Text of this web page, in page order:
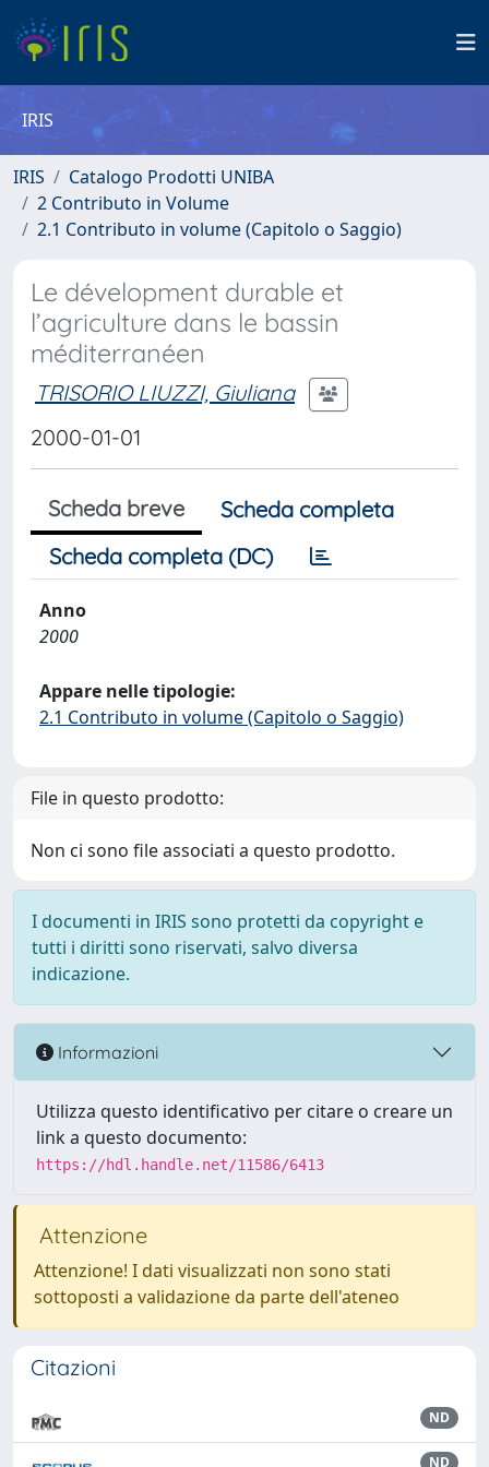
IRIS
IRIS
Catalogo Prodotti UNIBA
2 Contributo in Volume
2.1 Contributo in volume (Capitolo o Saggio)
Le dévelopment durable et
l’agriculture dans le bassin
méditerranéen
TRISORIO LIUZZI, Giuliana
2000-01-01
Scheda breve
Scheda completa
Scheda completa (DC)
Anno
2000
Appare nelle tipologie:
2.1 Contributo in volume (Capitolo o Saggio)
File in questo prodotto:
Non ci sono file associati a questo prodotto.
I documenti in IRIS sono protetti da copyright e
tutti i diritti sono riservati, salvo diversa
indicazione.
Informazioni
Utilizza questo identificativo per citare o creare un
link a questo documento:
https://hdl.handle.net/11586/6413
Attenzione
Attenzione! I dati visualizzati non sono stati
sottoposti a validazione da parte dell'ateneo
Citazioni
ND
ND